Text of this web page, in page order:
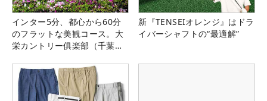
インター5分、都心から60分
のフラットな美観コース。大
栄カントリー俱楽部（千葉
新『TENSEIオレンジ』はドラ
イバーシャフトの“最適解”